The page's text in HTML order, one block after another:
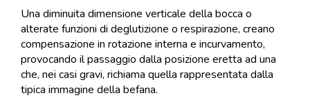
Una diminuita dimensione verticale della bocca o
alterate funzioni di deglutizione o respirazione, creano
compensazione in rotazione interna e incurvamento,
provocando il passaggio dalla posizione eretta ad una
che, nei casi gravi, richiama quella rappresentata dalla
tipica immagine della befana.